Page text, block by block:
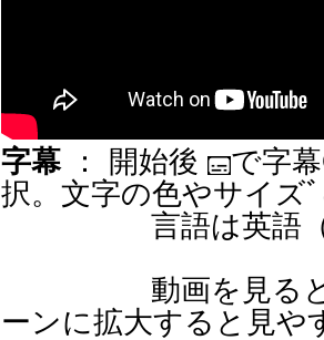
字幕： 開始後
で字
択。文字の色やサイズ
言語は英語（自
動画を見ると
ーンに拡大すると見や